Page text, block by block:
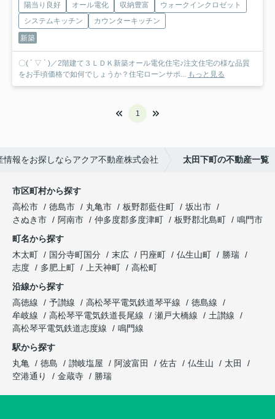
陽当り良好 オール電化 収納豊富
ウォークインクロゼット
システムキッチン
カウンターキッチン
新築
〇( ´ ▽ ` )／2階建て３ＬＤＫ新築オール電化住宅♪注文住宅の様な品質
をお手頃価格で如何でしょうか？住宅ローンサポ... もっと見る
1
情報をお探しならアクア不動産株式会社 太田下町の不動産一覧
市区町村から探す
高松市
徳島市 丸亀市 板野郡藍住町
坂出市
さぬき市
阿南市 仲多度郡多度津町 板野郡北島町
鳴門市
町名から探す
木太町
国分寺町国分 末広 円座町 仏生山町
勝瑞
志度
多肥上町 上天神町
高松町
沿線から探す
高徳線
予讃線 高松琴平電気鉄道琴平線
徳島線
牟岐線
高松琴平電気鉄道長尾線 瀬戸大橋線
土讃線
高松琴平電気鉄道志度線
鳴門線
駅から探す
丸亀
徳島 讃岐塩屋 阿波富田 佐古 仏生山
太田
空港通り
金蔵寺 勝瑞